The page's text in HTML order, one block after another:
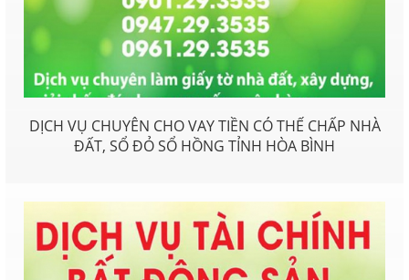
DỊCH VỤ CHUYÊN CHO VAY TIỀN CÓ THẾ CHẤP NHÀ
ĐẤT, SỔ ĐỎ SỔ HỒNG TỈNH HÒA BÌNH